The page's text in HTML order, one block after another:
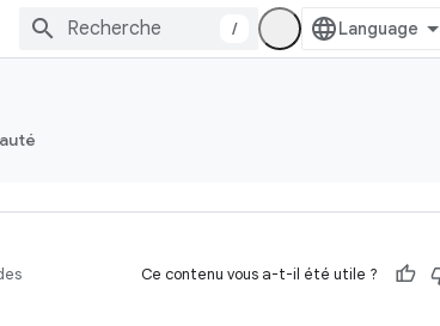
/
Ce contenu vous a-t-il été utile ?